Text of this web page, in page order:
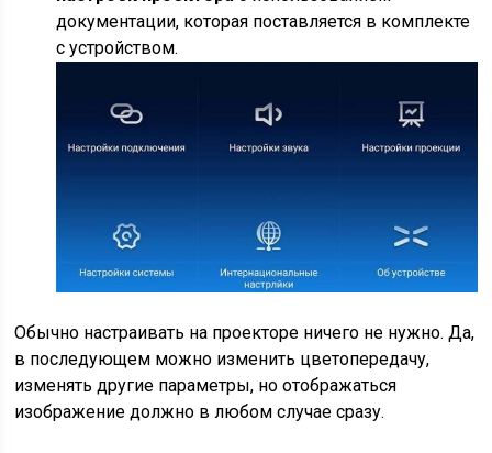
документации, которая поставляется в комплекте
с устройством.
Обычно настраивать на проекторе ничего не нужно. Да,
в последующем можно изменить цветопередачу,
изменять другие параметры, но отображаться
изображение должно в любом случае сразу.